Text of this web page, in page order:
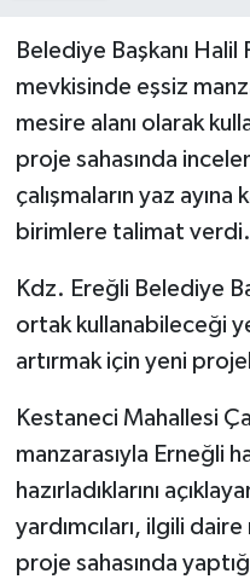
Belediye Başkanı Halil
mevkisinde eşsiz
mesire alanı olarak
proje sahasında
çalışmaların yaz
birimlere talimat verdi.
Kdz. Ereğli Belediye
ortak kullanabileceği
artırmak için yeni
Kestaneci Mahallesi
manzarasıyla Erneğli
hazırladıklarını
yardımcıları, ilgili
proje sahasında